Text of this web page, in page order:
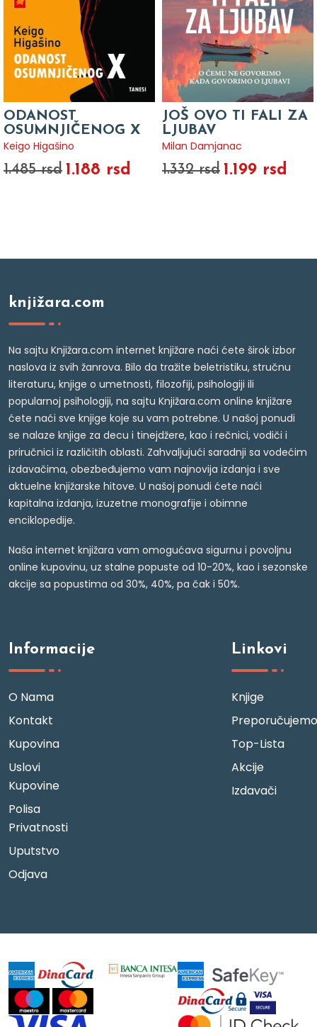
ODANOST
OSUMNJIČENOG X
Keigo Higašino
1.485 rsd 1.188 rsd
JOŠ OVO TI FALI ZA
LJUBAV
Milan Damjanac
1.332 rsd 1.199 rsd
knjižara.com
Na sajtu Knjižara.com internet knjižare naći ćete širok izbor
naslova iz svih žanrova. Bilo da tražite beletristiku, stručnu
literaturu, knjige o umetnosti, filozofiji, psihologiji ili
popularnoj psihologiji, na sajtu Knjižara.com online knjižare
ćete naći sve knjige koje su vam potrebne. U našoj ponudi
se nalaze knjige za decu i tinejdžere, kao i rečnici, vodiči i
priručnici iz različitih oblasti. Zahvaljujući saradnji sa vodećim
izdavačima, obezbeđujemo vam najnovija izdanja i sve
aktuelne knjižarske hitove. U našoj ponudi ćete naći
kapitalna izdanja, izuzetne monografije i obimne
enciklopedije.
Naša internet knjižara vam omogućava sigurnu i povoljnu
online kupovinu, uz stalne popuste od 10-20%, kao i sezonske
akcije sa popustima od 30%, 40%, pa čak i 50%.
Informacije
O Nama
Kontakt
Kupovina
Uslovi
Kupovine
Polisa
Privatnosti
Uputstvo
Odjava
Linkovi
Knjige
Preporučujemo
Top-Lista
Akcije
Izdavači